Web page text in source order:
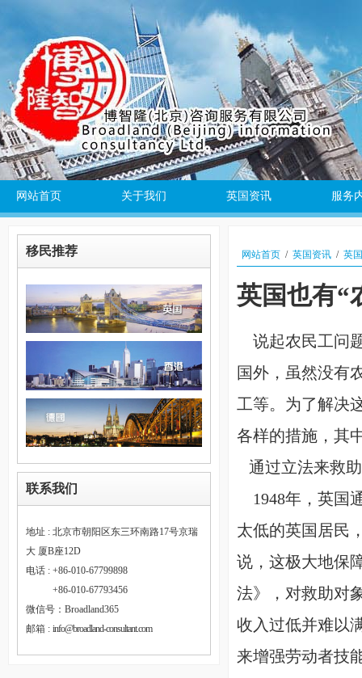
网站首页 关于我们 英国资讯 服务
移民推荐
联系我们
地址 : 北京市朝阳区东三环南路17号京瑞
大 厦B座12D
电话 : +86-010-67799898
+86-010-67793456
微信号：Broadland365
邮箱 : info@broadland-consultant.com
网站首页 / 英国资讯 / 英
英国也有“
说起农民工问
国外，虽然没有
工等。为了解决
各样的措施，其
通过立法来救
1948年，英国
太低的英国居民
说，这极大地保
法》，对救助对
收入过低并难以
来增强劳动者技